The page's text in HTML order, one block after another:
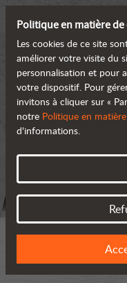
Politique en matière de
Les cookies de ce site
améliorer votre visite du
personnalisation et pour
votre dispositif. Pour
invitons à cliquer sur «
notre Politique en
d'informations.